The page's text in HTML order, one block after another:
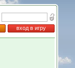
вход в игру